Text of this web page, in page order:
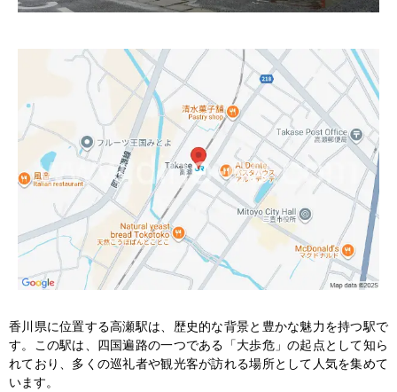
香川県に位置する高瀬駅は、歴史的な背景と豊かな魅力を持つ駅で
す。この駅は、四国遍路の一つである「大歩危」の起点として知ら
れており、多くの巡礼者や観光客が訪れる場所として人気を集めて
います。